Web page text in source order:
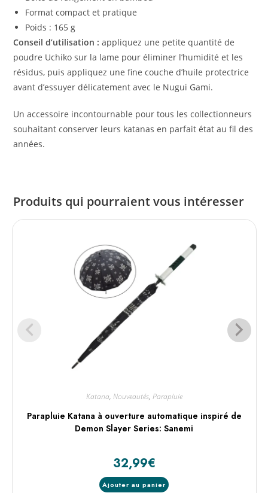
Format compact et pratique
Poids : 165 g
Conseil d’utilisation : appliquez une petite quantité de
poudre Uchiko sur la lame pour éliminer l’humidité et les
résidus, puis appliquez une fine couche d’huile protectrice
avant d’essuyer délicatement avec le Nugui Gami.
Un accessoire incontournable pour tous les collectionneurs
souhaitant conserver leurs katanas en parfait état au fil des
années.
Produits qui pourraient vous intéresser
Katana, Nouveautés, Parapluie
Parapluie Katana à ouverture automatique inspiré de
Demon Slayer Series: Sanemi
32,99€
Ajouter au panier